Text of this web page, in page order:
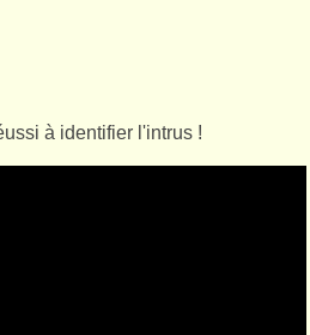
à identifier l'intrus !